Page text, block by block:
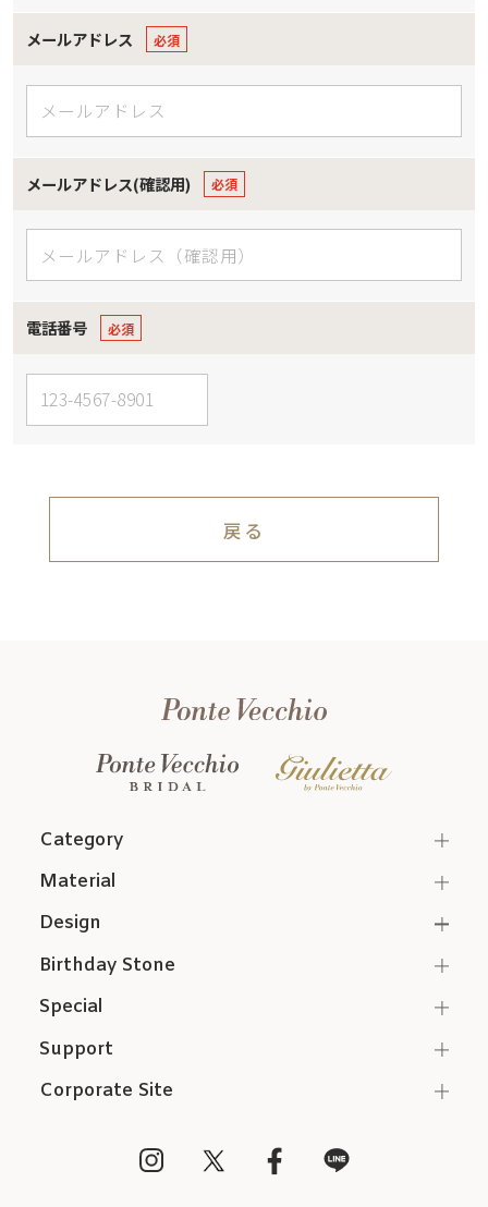
メールアドレス
メールアドレス(確認用)
電話番号
戻る
Category
Support
Corporate Site
Material
Design
Birthday Stone
Special